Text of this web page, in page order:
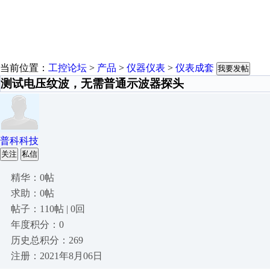
当前位置： 工控论坛 > 产品 > 仪器仪表 > 仪表成套 我要发帖
测试电压纹波，无需普通示波器探头
普科科技
关注 私信
精华：0帖
求助：0帖
帖子：110帖 | 0回
年度积分：0
历史总积分：269
注册：2021年8月06日